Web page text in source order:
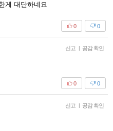
게 대단하네요
0
0
신고 공감 확인
0
0
신고 공감 확인